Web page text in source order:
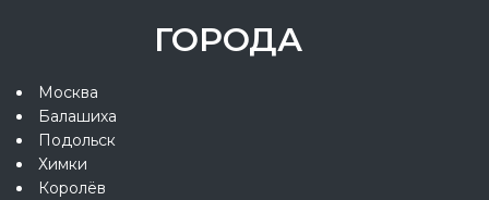
ГОРОДА
Москва
Балашиха
Подольск
Химки
Королёв